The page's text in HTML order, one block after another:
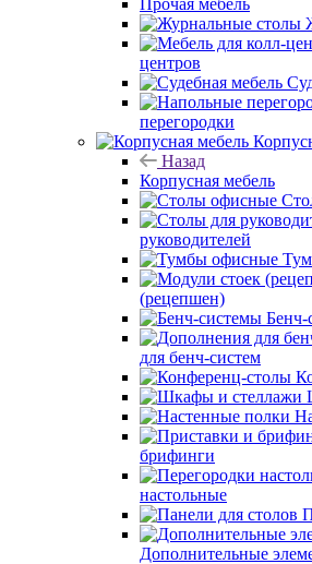
Прочая мебель
центров
перегородки
Назад
Корпусная мебель
руководителей
(рецепшен)
Бенч-
для бенч-систем
брифинги
настольные
Дополнительные